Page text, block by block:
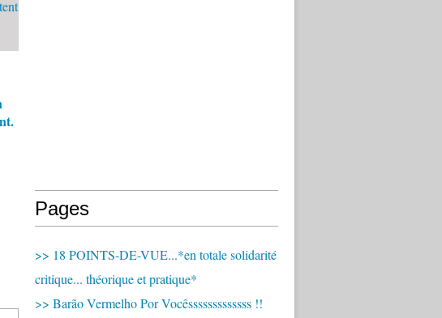
Pages
>> 18 POINTS-DE-VUE...*en totale solidarité
critique... théorique et pratique*
>> Barão Vermelho Por Vocêsssssssssssss !!